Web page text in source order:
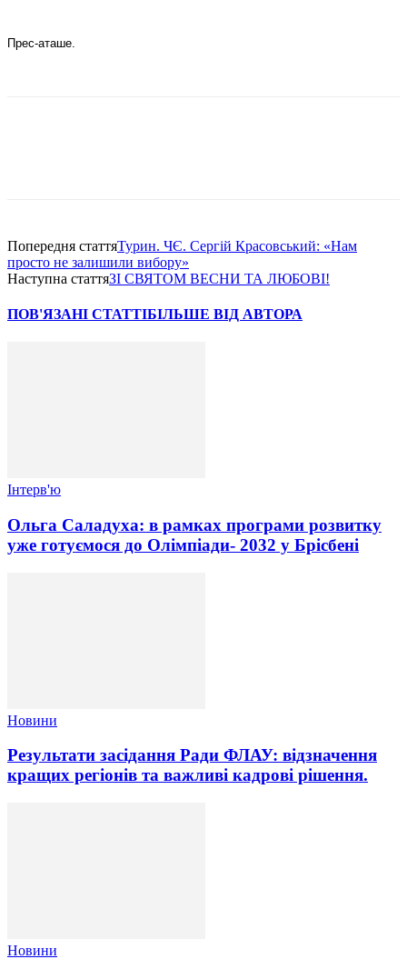
Прес-аташе.
Попередня статтяТурин. ЧЄ. Сергій Красовський: «Нам
просто не залишили вибору»
Наступна статтяЗІ СВЯТОМ ВЕСНИ ТА ЛЮБОВІ!
ПОВ'ЯЗАНІ СТАТТІБІЛЬШЕ ВІД АВТОРА
Інтерв'ю
Ольга Саладуха: в рамках програми розвитку
уже готуємося до Олімпіади- 2032 у Брісбені
Новини
Результати засідання Ради ФЛАУ: відзначення
кращих регіонів та важливі кадрові рішення.
Новини